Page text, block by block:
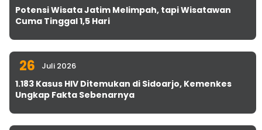
Potensi Wisata Jatim Melimpah, tapi Wisatawan
Cuma Tinggal 1,5 Hari
26 Juli 2026
1.183 Kasus HIV Ditemukan di Sidoarjo, Kemenkes
Ungkap Fakta Sebenarnya